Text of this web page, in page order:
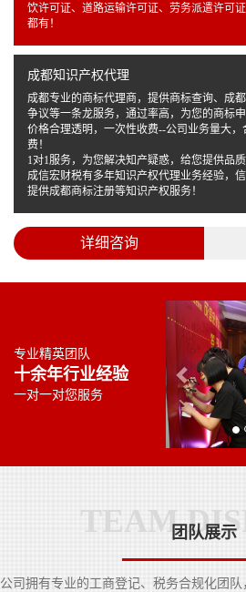
饮许可证、道路运输许可证、劳务派遣许可
都有！
成都知识产权代理
成都专业的商标代理商，提供商标查询、成
争议等一条龙服务，通过率高，为您的商标申
价格合理透明，一次性收费--公司业务量大
费！
1对1服务，为您解决知产疑惑，给您提供品质
成信宏财税有多年知识产权代理业务经验，
提供成都商标注册等知识产权服务！
详细咨询
专业精英团队
十余年行业经验
一对一对您服务
Previous
TEAM团队展示
公司拥有专业的工商登记、税务合规化团